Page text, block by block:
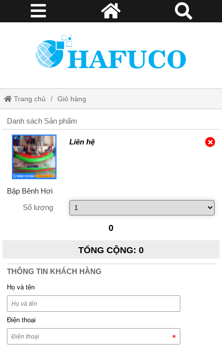
Trang chủ Giỏ hàng
Danh sách Sản phẩm
Liên hệ
Bập Bênh Hơi
Số lượng
0
TỔNG CỘNG: 0
THÔNG TIN KHÁCH HÀNG
Họ và tên
Điện thoại